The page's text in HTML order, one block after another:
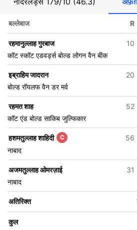
बल्लेबाज R
रहमानुल्लाह गुरबाज 10
कॉट स्कॉट एडवर्ड्स बोल्ड लोगन वैन बीक
इब्राहिम जादरान 20
बोल्ड रॉयलफ वैन डर मर्व
रहमत शाह 52
कॉट एंड बोल्ड साकिब जुल्फिकार
हशमतुल्लाह शाहिदी C 56
नाबाद
अजमतुल्लाह ओमरज़ाई 31
नाबाद
अतिरिक्त
कुल